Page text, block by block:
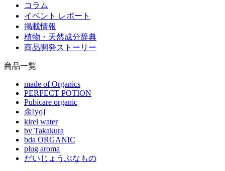
コラム
イベント レポート
掲載情報
植物・天然成分辞典
商品開発ストーリー
商品一覧
made of Organics
PERFECT POTION
Pubicare organic
余[yo]
kirei water
by Takakura
bda ORGANIC
plug aroma
だいじょうぶなもの